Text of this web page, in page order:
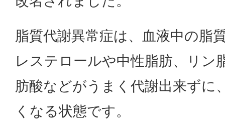
脂質代謝異常症は、血液中の脂
レステロールや中性脂肪、リン
肪酸などがうまく代謝出来ずに
くなる状態です。